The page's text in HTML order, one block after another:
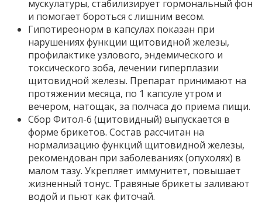
мускулатуры, стабилизирует гормональный фон
и помогает бороться с лишним весом.
Гипотиреонорм в капсулах показан при
нарушениях функции щитовидной железы,
профилактике узлового, эндемического и
токсического зоба, лечении гиперплазии
щитовидной железы. Препарат принимают на
протяжении месяца, по 1 капсуле утром и
вечером, натощак, за полчаса до приема пищи.
Сбор Фитол-6 (щитовидный) выпускается в
форме брикетов. Состав рассчитан на
нормализацию функций щитовидной железы,
рекомендован при заболеваниях (опухолях) в
малом тазу. Укрепляет иммунитет, повышает
жизненный тонус. Травяные брикеты заливают
водой и пьют как фиточай.